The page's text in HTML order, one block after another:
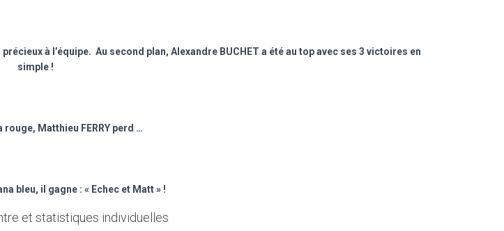
à l’équipe. Au second plan, Alexandre BUCHET a été au top avec ses 3 victoires en
simple !
rouge, Matthieu FERRY perd …
bleu, il gagne : « Echec et Matt » !
et statistiques individuelles